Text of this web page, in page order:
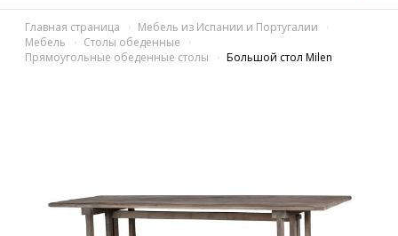
Главная страница
Мебель из Испании и Португалии
Мебель
Столы обеденные
Прямоугольные обеденные столы
Большой стол Milen